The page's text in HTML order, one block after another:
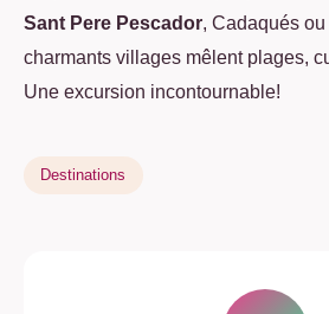
Sant Pere Pescador, Cadaqués ou
charmants villages mêlent plages,
Une excursion incontournable!
Destinations